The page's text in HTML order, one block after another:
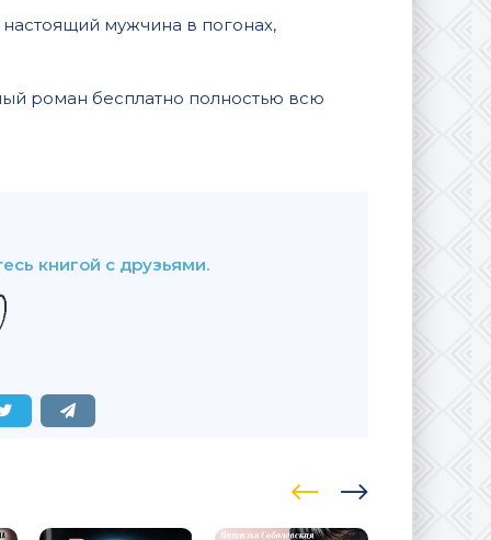
мужчина в погонах,
роман бесплатно полностью всю
книгой с друзьями.